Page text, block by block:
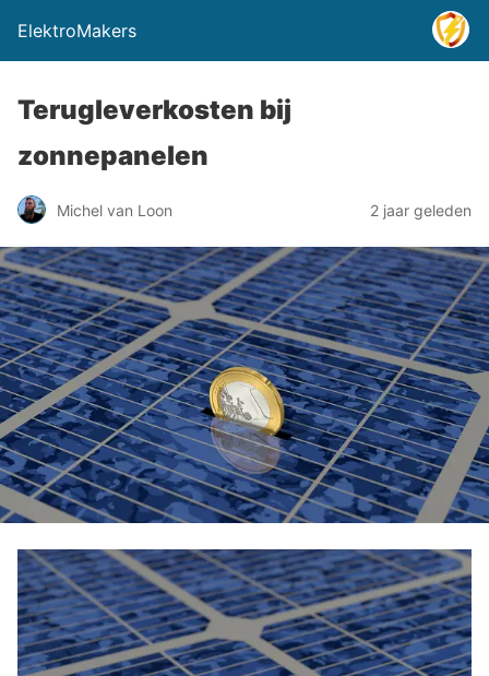
ElektroMakers
Terugleverkosten bij
zonnepanelen
Michel van Loon 2 jaar geleden